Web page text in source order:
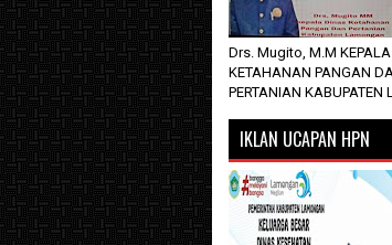
Drs. Mugito, M.M
KETAHANAN PANGAN
PERTANIAN KABUPATEN
IKLAN UCAPAN HPN